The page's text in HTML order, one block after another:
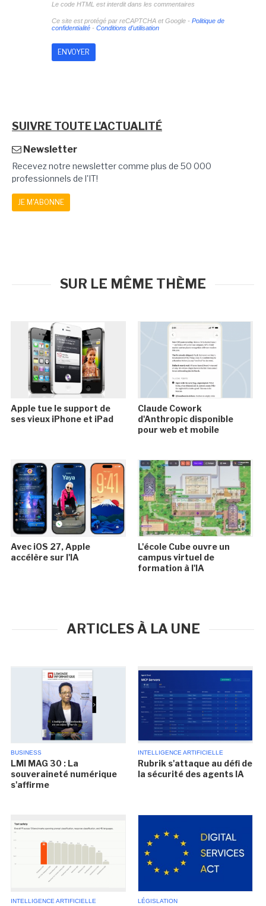
Le code HTML est interdit dans les commentaires
Ce site est protégé par reCAPTCHA et Google - Politique de
confidentialité- Conditions d'utilisation
SUIVRE TOUTE L'ACTUALITÉ
Newsletter
Recevez notre newsletter comme plus de 50 000
professionnels de l'IT!
JE M'ABONNE
SUR LE MÊME THÈME
Apple tue le support de
ses vieux iPhone et iPad
Claude Cowork
d'Anthropic disponible
pour web et mobile
Avec iOS 27, Apple
accélère sur l'IA
L'école Cube ouvre un
campus virtuel de
formation à l'IA
ARTICLES À LA UNE
BUSINESS
LMI MAG 30 : La
souveraineté numérique
s'affirme
INTELLIGENCE ARTIFICIELLE
Rubrik s'attaque au défi de
la sécurité des agents IA
INTELLIGENCE ARTIFICIELLE LÉGISLATION